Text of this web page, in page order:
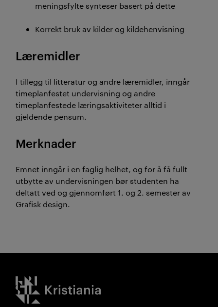
meningsfylte synteser basert på dette
Korrekt bruk av kilder og kildehenvisning
Læremidler
I tillegg til litteratur og andre læremidler, inngår
timeplanfestet undervisning og andre
timeplanfestede læringsaktiviteter alltid i
gjeldende pensum.
Merknader
Emnet inngår i en faglig helhet, og for å få fullt
utbytte av undervisningen bør studenten ha
deltatt ved og gjennomført 1. og 2. semester av
Grafisk design.
Kristiania logo